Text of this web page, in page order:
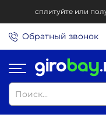
сплитуйте или
Обратный звонок